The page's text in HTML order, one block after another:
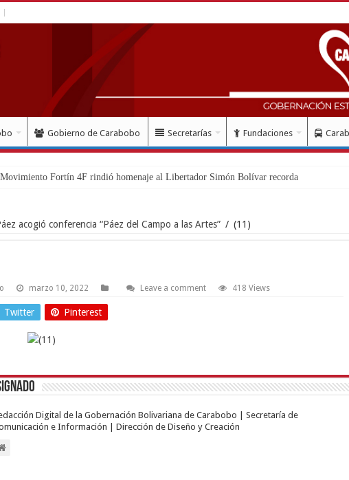
Gobierno de Carabobo Secretarías Fundaciones
Movimiento Fortín 4F rindió homenaje al Libertador Simón Bolívar recordando su gesta
acogió conferencia “Páez del Campo a las Artes” / (11)
marzo 10, 2022 Leave a comment 418 Views
Twitter Pinterest
Digital de la Gobernación Bolivariana de Carabobo | Secretaría de
e Información | Dirección de Diseño y Creación